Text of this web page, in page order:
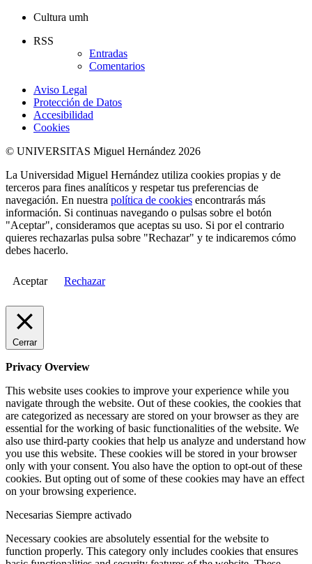
Cultura umh
RSS
Entradas
Comentarios
Aviso Legal
Protección de Datos
Accesibilidad
Cookies
© UNIVERSITAS Miguel Hernández 2026
La Universidad Miguel Hernández utiliza cookies propias y de
terceros para fines analíticos y respetar tus preferencias de
navegación. En nuestra política de cookies encontrarás más
información. Si continuas navegando o pulsas sobre el botón
"Aceptar", consideramos que aceptas su uso. Si por el contrario
quieres rechazarlas pulsa sobre "Rechazar" y te indicaremos cómo
debes hacerlo.
Aceptar Rechazar
Cerrar
Privacy Overview
This website uses cookies to improve your experience while you
navigate through the website. Out of these cookies, the cookies that
are categorized as necessary are stored on your browser as they are
essential for the working of basic functionalities of the website. We
also use third-party cookies that help us analyze and understand how
you use this website. These cookies will be stored in your browser
only with your consent. You also have the option to opt-out of these
cookies. But opting out of some of these cookies may have an effect
on your browsing experience.
Necesarias Siempre activado
Necessary cookies are absolutely essential for the website to
function properly. This category only includes cookies that ensures